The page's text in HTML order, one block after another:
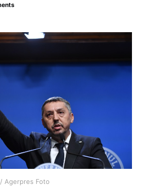
Agerpres Foto